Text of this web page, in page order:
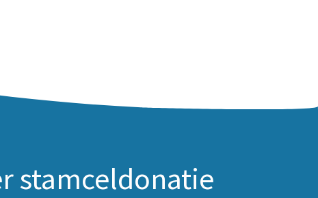
stamceldonatie